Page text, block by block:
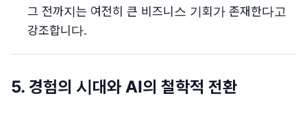
그 전까지는 여전히 큰 비즈니스 기회가 존재한다고
강조합니다.
5. 경험의 시대와 AI의 철학적 전환